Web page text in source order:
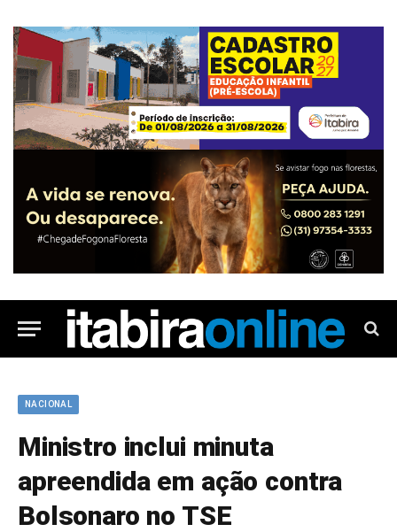
NACIONAL
Ministro inclui minuta
apreendida em ação contra
Bolsonaro no TSE